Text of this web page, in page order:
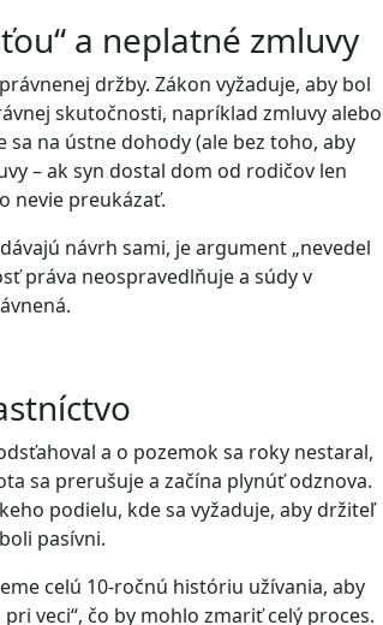
a neplatné zmluvy
držby. Zákon vyžaduje, aby bol
skutočnosti, napríklad zmluvy alebo
na ústne dohody (ale bez toho, aby
– ak syn dostal dom od rodičov len
nevie preukázať.
návrh sami, je argument „nevedel
práva neospravedlňuje a súdy v
a o pozemok sa roky nestaral,
sa prerušuje a začína plynúť odznova.
podielu, kde sa vyžaduje, aby držiteľ
pasívni.
celú 10-ročnú históriu užívania, aby
veci“, čo by mohlo zmariť celý proces.